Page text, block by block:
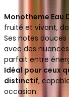
Monotheme Eau
fruité et vivant,
Ses notes
avec des
parfait entre
Idéal pour ceux
distinctif,
occasion.